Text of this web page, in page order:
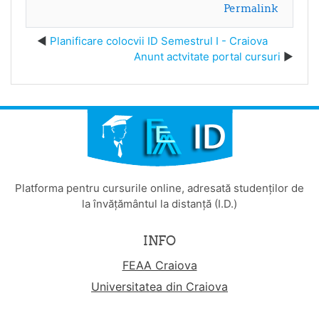
Permalink
Planificare colocvii ID Semestrul I - Craiova
Anunt actvitate portal cursuri
Platforma pentru cursurile online, adresată studenților de
la învățământul la distanță (I.D.)
INFO
FEAA Craiova
Universitatea din Craiova